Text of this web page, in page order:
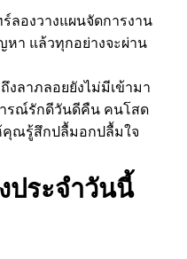
ลองวางแผนจัดการงาน
หา แล้วทุกอย่างจะผ่าน
งลาภลอยยังไม่มีเข้ามา
รณ์รักดีวันดีคืน คนโสด
คุณรู้สึกปลื้มอกปลื้มใจ
ประจำวันนี้